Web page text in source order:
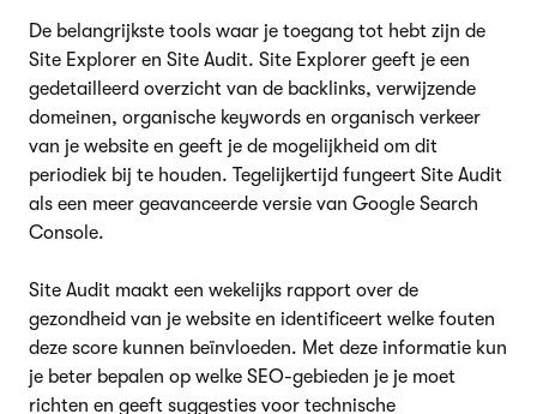
De belangrijkste tools waar je toegang tot hebt zijn de
Site Explorer en Site Audit. Site Explorer geeft je een
gedetailleerd overzicht van de backlinks, verwijzende
domeinen, organische keywords en organisch verkeer
van je website en geeft je de mogelijkheid om dit
periodiek bij te houden. Tegelijkertijd fungeert Site Audit
als een meer geavanceerde versie van Google Search
Console.
Site Audit maakt een wekelijks rapport over de
gezondheid van je website en identificeert welke fouten
deze score kunnen beïnvloeden. Met deze informatie kun
je beter bepalen op welke SEO-gebieden je je moet
richten en geeft suggesties voor technische